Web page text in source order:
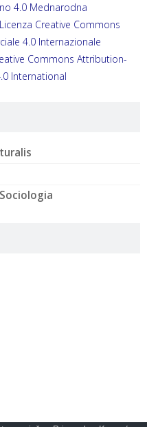
4.0 Mednarodna
Licenza Creative Commons
4.0 Internazionale
Commons Attribution-
International